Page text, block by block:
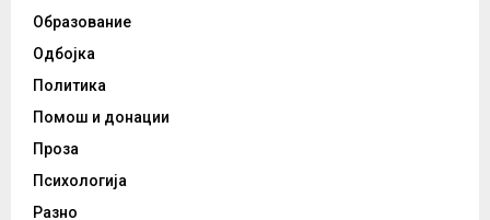
Образование
Одбојка
Политика
Помош и донации
Проза
Психологија
Разно